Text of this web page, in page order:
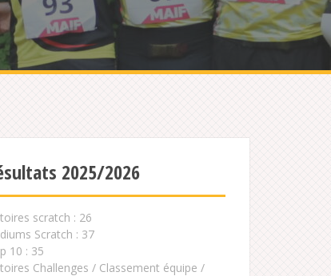
2025/2026
scratch : 26
Scratch : 37
10 : 35
Challenges / Classement équipe /